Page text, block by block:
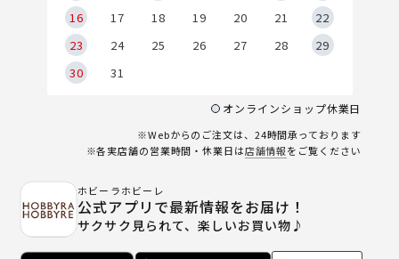
16
17 18 19 20 21
22
23
24 25 26 27 28
29
30
31
オンラインショップ休業日
※Webからのご注文は、24時間承っております
※各実店舗の営業時間・休業日は店舗情報をご覧ください
ホビーラホビーレ
公式アプリで最新情報をお届け！
サクサク見られて、楽しいお買い物♪